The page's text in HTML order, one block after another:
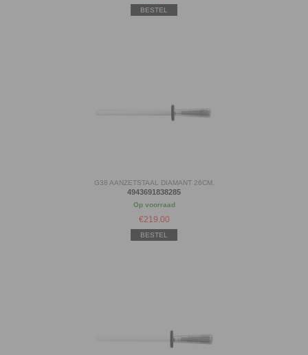
BESTEL
G38 AANZETSTAAL DIAMANT 26CM.
4943691838285
Op voorraad
€219.00
BESTEL